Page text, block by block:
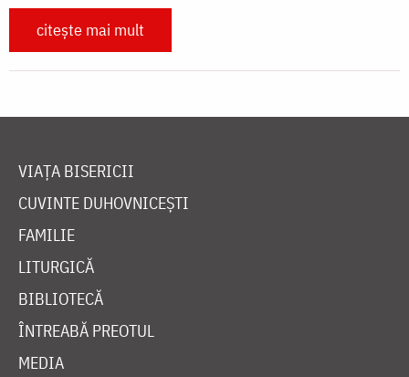
citește mai mult
VIAȚA BISERICII
CUVINTE DUHOVNICEȘTI
FAMILIE
LITURGICĂ
BIBLIOTECĂ
ÎNTREABĂ PREOTUL
MEDIA